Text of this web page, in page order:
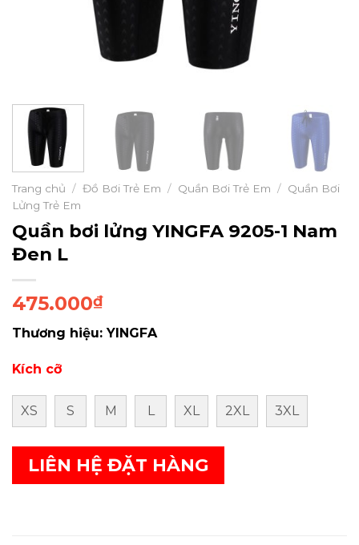
Trang chủ / Đồ Bơi Trẻ Em / Quần Bơi Trẻ Em / Quần Bơi
Lửng Trẻ Em
Quần bơi lửng YINGFA 9205-1 Nam
Đen L
475.000₫
Thương hiệu: YINGFA
Kích cỡ
XS S M L XL 2XL 3XL
LIÊN HỆ ĐẶT HÀNG